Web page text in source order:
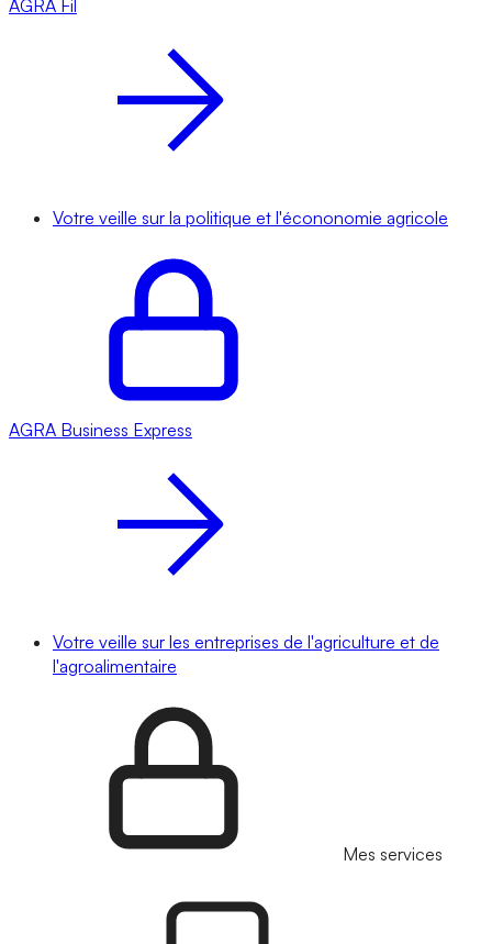
AGRA Fil
Votre veille sur la politique et l'écononomie agricole
AGRA Business Express
Votre veille sur les entreprises de l'agriculture et de
l'agroalimentaire
Mes services